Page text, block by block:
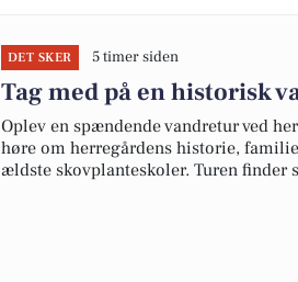
DET SKER 5 timer siden
Tag med på en historisk
Oplev en spændende vandretur ved
høre om herregårdens historie,
ældste skovplanteskoler. Turen finder